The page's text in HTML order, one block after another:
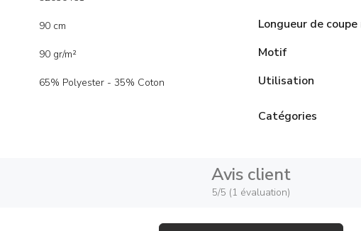
90 cm
90 gr/m²
65% Polyester - 35% Coton
Longueur de
Motif
Utilisation
Catégories
Avis client
5/5 (1 évaluation)